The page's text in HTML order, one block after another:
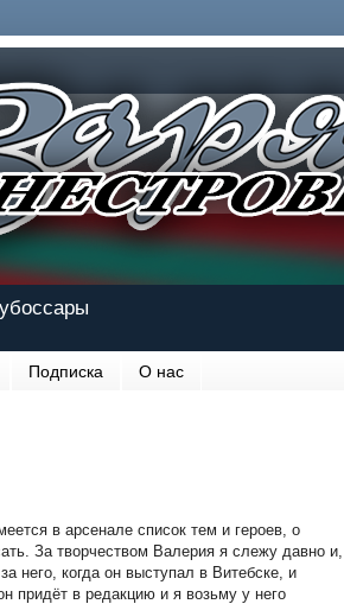
Подписка О нас
в арсенале список тем и героев, о
За творчеством Валерия я слежу давно и,
него, когда он выступал в Витебске, и
придёт в редакцию и я возьму у него